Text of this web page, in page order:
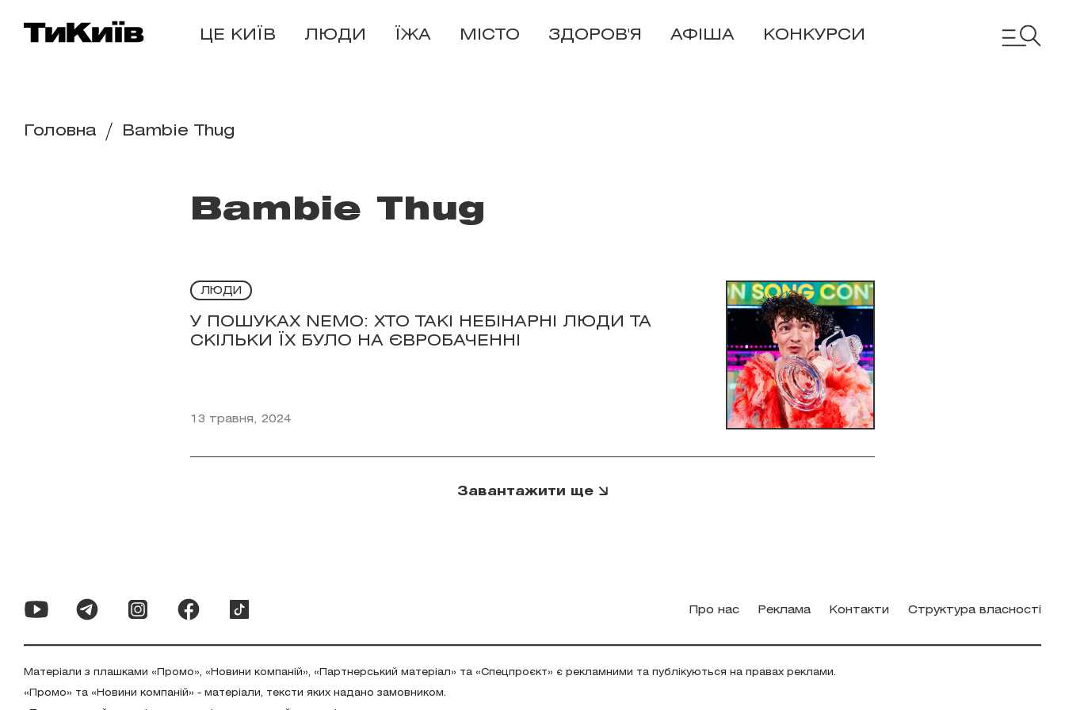
ЦЕ КИЇВ ЛЮДИ ЇЖА МІСТО ЗДОРОВ'Я АФІША КОНКУРСИ
Головна Bambie Thug
Bambie Thug
ЛЮДИ
У ПОШУКАХ NEMO: ХТО ТАКІ НЕБІНАРНІ ЛЮДИ ТА
СКІЛЬКИ ЇХ БУЛО НА ЄВРОБАЧЕННІ
13 травня, 2024
Завантажити ще
Про нас Реклама Контакти Структура власності
Матеріали з плашками «Промо», «Новини компаній», «Партнерський матеріал» та «Спецпроєкт» є рекламними та публікуються на правах реклами.
«Промо» та «Новини компаній» - матеріали, тексти яких надано замовником.